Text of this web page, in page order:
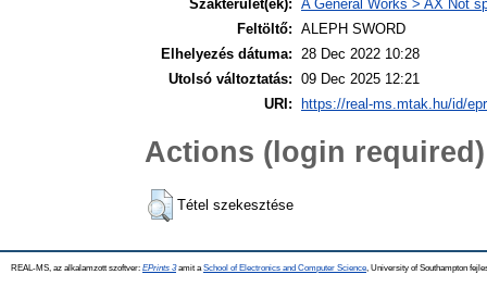
Szakterület(ek): A General Works > AX Not
Feltöltő: ALEPH SWORD
Elhelyezés dátuma: 28 Dec 2022 10:28
Utolsó változtatás: 09 Dec 2025 12:21
URI:
https://real-ms.mtak.hu/id/
Actions (login required)
Tétel szekesztése
REAL-MS, az alkalamzott szoftver: EPrints 3amit a School of Electronics and Computer Science , University of Southampton